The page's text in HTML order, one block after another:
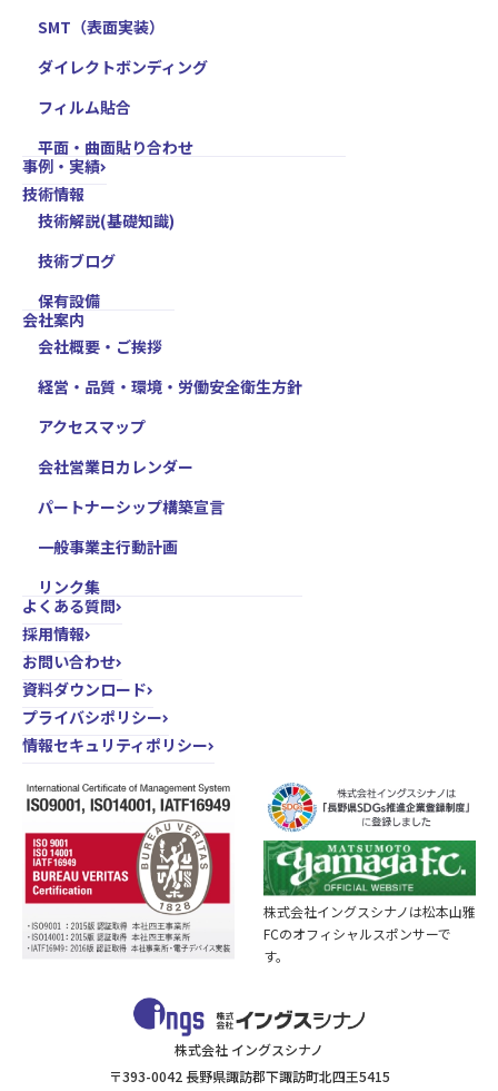
SMT（表面実装）
ダイレクトボンディング
フィルム貼合
平面・曲面貼り合わせ
事例・実績
技術情報
技術解説(基礎知識)
技術ブログ
保有設備
会社案内
会社概要・ご挨拶
経営・品質・環境・労働安全衛生方針
アクセスマップ
会社営業日カレンダー
パートナーシップ構築宣言
一般事業主行動計画
リンク集
よくある質問
採用情報
お問い合わせ
資料ダウンロード
プライバシポリシー
情報セキュリティポリシー
株式会社イングスシナノは松本山雅
FCのオフィシャルスポンサーで
す。
株式会社 イングスシナノ
〒393-0042 長野県諏訪郡下諏訪町北四王5415